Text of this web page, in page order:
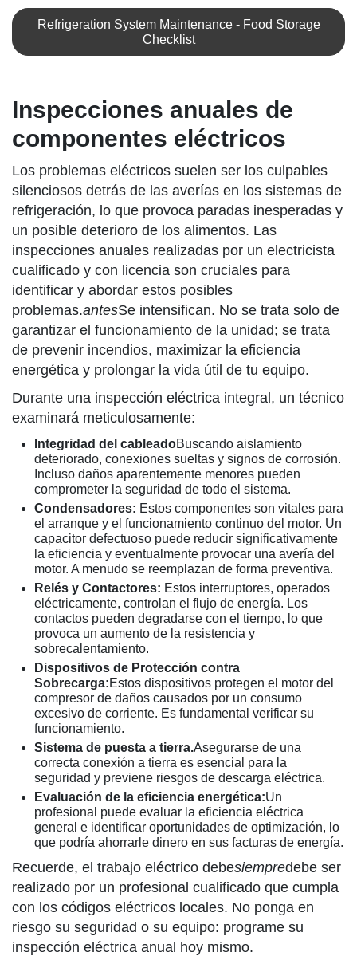
Refrigeration System Maintenance - Food Storage
Checklist
Inspecciones anuales de
componentes eléctricos
Los problemas eléctricos suelen ser los culpables
silenciosos detrás de las averías en los sistemas de
refrigeración, lo que provoca paradas inesperadas y
un posible deterioro de los alimentos. Las
inspecciones anuales realizadas por un electricista
cualificado y con licencia son cruciales para
identificar y abordar estos posibles
problemas.antesSe intensifican. No se trata solo de
garantizar el funcionamiento de la unidad; se trata
de prevenir incendios, maximizar la eficiencia
energética y prolongar la vida útil de tu equipo.
Durante una inspección eléctrica integral, un técnico
examinará meticulosamente:
Integridad del cableadoBuscando aislamiento
deteriorado, conexiones sueltas y signos de corrosión.
Incluso daños aparentemente menores pueden
comprometer la seguridad de todo el sistema.
Condensadores: Estos componentes son vitales para
el arranque y el funcionamiento continuo del motor. Un
capacitor defectuoso puede reducir significativamente
la eficiencia y eventualmente provocar una avería del
motor. A menudo se reemplazan de forma preventiva.
Relés y Contactores: Estos interruptores, operados
eléctricamente, controlan el flujo de energía. Los
contactos pueden degradarse con el tiempo, lo que
provoca un aumento de la resistencia y
sobrecalentamiento.
Dispositivos de Protección contra
Sobrecarga:Estos dispositivos protegen el motor del
compresor de daños causados por un consumo
excesivo de corriente. Es fundamental verificar su
funcionamiento.
Sistema de puesta a tierra.Asegurarse de una
correcta conexión a tierra es esencial para la
seguridad y previene riesgos de descarga eléctrica.
Evaluación de la eficiencia energética:Un
profesional puede evaluar la eficiencia eléctrica
general e identificar oportunidades de optimización, lo
que podría ahorrarle dinero en sus facturas de energía.
Recuerde, el trabajo eléctrico debesiempredebe ser
realizado por un profesional cualificado que cumpla
con los códigos eléctricos locales. No ponga en
riesgo su seguridad o su equipo: programe su
inspección eléctrica anual hoy mismo.